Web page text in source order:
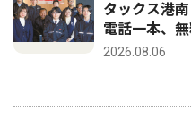
タックス港
電話一本、
2026.08.06